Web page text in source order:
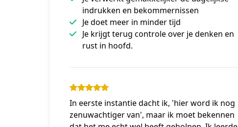
indrukken en bekommernissen
Je doet meer in minder tijd
Je krijgt terug controle over je denken en
rust in hoofd.
In eerste instantie dacht ik, 'hier word ik nog
zenuwachtiger van', maar ik moet bekennen